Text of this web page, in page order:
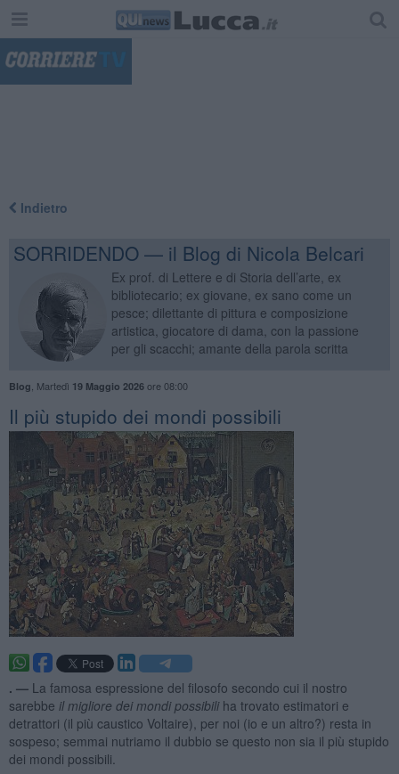
Indietro
SORRIDENDO — il Blog di Nicola Belcari
Ex prof. di Lettere e di Storia dell’arte, ex
bibliotecario; ex giovane, ex sano come un
pesce; dilettante di pittura e composizione
artistica, giocatore di dama, con la passione
per gli scacchi; amante della parola scritta
Blog Martedì 19 Maggio 2026ore 08:00
Il più stupido dei mondi possibili
. — La famosa espressione del filosofo secondo cui il nostro
sarebbe il migliore dei mondi possibiliha trovato estimatori e
detrattori (il più caustico Voltaire), per noi (io e un altro?) resta in
sospeso; semmai nutriamo il dubbio se questo non sia il più stupido
dei mondi possibili.